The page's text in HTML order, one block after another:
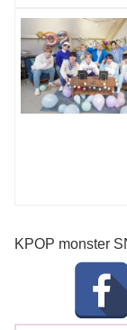
KPOP monster